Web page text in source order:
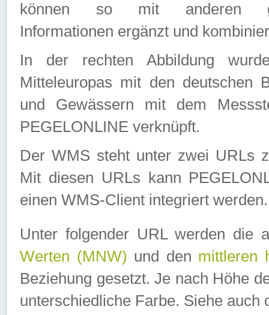
können so mit anderen
Informationen ergänzt und
In der rechten Abbildung
Mitteleuropas mit den deutschen
und Gewässern mit dem
PEGELONLINE verknüpft.
Der WMS steht unter zwei URLs
Mit diesen URLs kann
einen WMS-Client integriert werden.
Unter folgender URL werden die
Werten (MNW) und den mittleren
Beziehung gesetzt. Je nach Höhe
unterschiedliche Farbe. Siehe auch